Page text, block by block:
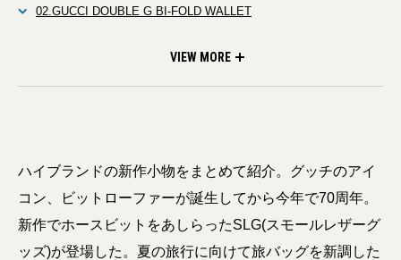
02.GUCCI DOUBLE G BI-FOLD WALLET
VIEW MORE
ハイブランドの新作小物をまとめて紹介。グッチのアイ
コン、ビットローファーが誕生してから今年で70周年。
新作でホースビットをあしらったSLG(スモールレザーグ
ッズ)が登場した。夏の旅行に向けて旅バッグを新調した